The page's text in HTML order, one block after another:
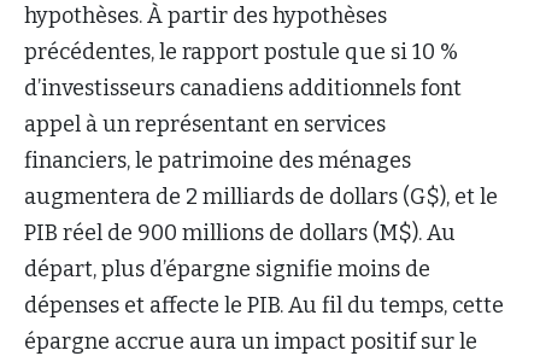
hypothèses. À partir des hypothèses
précédentes, le rapport postule que si 10 %
d’investisseurs canadiens additionnels font
appel à un représentant en services
financiers, le patrimoine des ménages
augmentera de 2 milliards de dollars (G$), et le
PIB réel de 900 millions de dollars (M$). Au
départ, plus d’épargne signifie moins de
dépenses et affecte le PIB. Au fil du temps, cette
épargne accrue aura un impact positif sur le